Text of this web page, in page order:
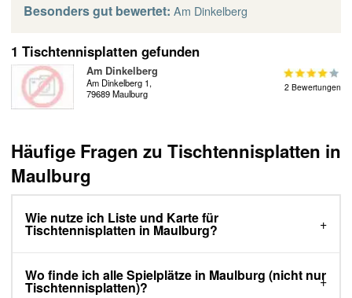
Besonders gut bewertet: Am Dinkelberg
1 Tischtennisplatten gefunden
Am Dinkelberg
Am Dinkelberg 1,
79689 Maulburg
2 Bewertungen
Häufige Fragen zu Tischtennisplatten in
Maulburg
Wie nutze ich Liste und Karte für
Tischtennisplatten in Maulburg?
Wo finde ich alle Spielplätze in Maulburg (nicht nur
Tischtennisplatten)?